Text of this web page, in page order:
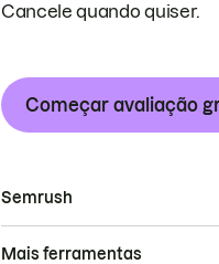
Cancele quando quiser.
Começar avaliação
Semrush
Mais ferramentas